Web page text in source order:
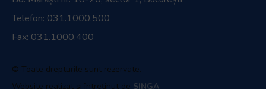
Telefon: 031.1000.500
Fax: 031.1000.400
© Toate drepturile sunt rezervate.
Website realizat și întreținut de SINGA